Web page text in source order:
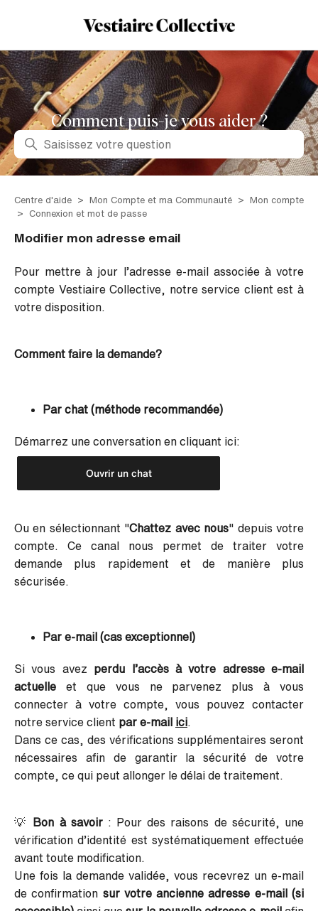
Comment puis-je vous aider ?
Recherche
Centre d'aide Mon Compte et ma Communauté
Mon compte
Connexion et mot de passe
Modifier mon adresse email
Pour mettre à jour l’adresse e-mail associée à votre
compte Vestiaire Collective, notre service client est à
votre disposition.
Comment faire la demande?
Par chat (méthode recommandée)
Démarrez une conversation en cliquant ici:
Ouvrir un chat
Ou en sélectionnant "Chattez avec nous" depuis votre
compte.
Ce canal nous permet de traiter votre
demande plus rapidement et de manière plus
sécurisée.
Par e-mail (cas exceptionnel)
Si vous avez perdu l’accès à votre adresse e-mail
actuelle et que vous ne parvenez plus à vous
connecter à votre compte, vous pouvez contacter
notre service client par e-mail ici
Dans ce cas, des vérifications supplémentaires seront
nécessaires afin de garantir la sécurité de votre
compte, ce qui peut allonger le délai de traitement.
💡 Bon à savoir: Pour des raisons de sécurité, une
vérification d’identité est systématiquement effectuée
avant toute modification.
Une fois la demande validée, vous recevrez un e-mail
de confirmation sur votre ancienne adresse e-mail (si